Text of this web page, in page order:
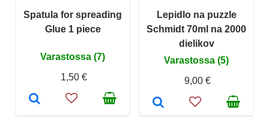
Spatula for spreading
Glue 1 piece
Varastossa (7)
1,50 €
Lepidlo na puzzle
Schmidt 70ml na 2000
dielikov
Varastossa (5)
9,00 €